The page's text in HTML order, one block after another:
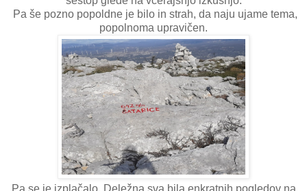
Pa še pozno popoldne je bilo in strah, da naju ujame tema,
popolnoma upravičen.